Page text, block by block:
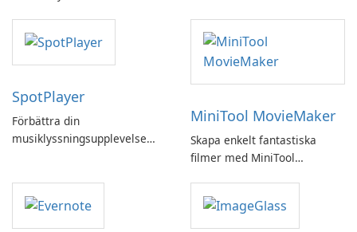
SpotPlayer
Förbättra din
musiklyssningsupplevelse
MiniTool MovieMaker
Skapa enkelt fantastiska
filmer med MiniTool